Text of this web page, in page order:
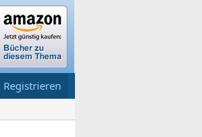
Registrieren